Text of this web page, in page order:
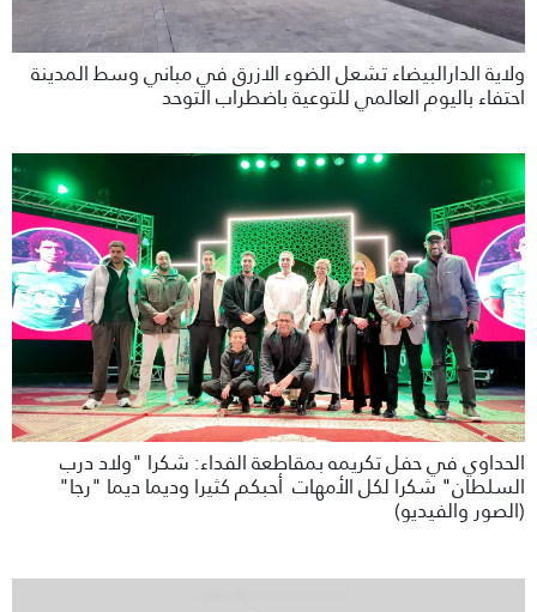
ولاية الدارالبيضاء تشعل الضوء الازرق في مباني وسط المدينة
احتفاء باليوم العالمي للتوعية باضطراب التوحد
الحداوي في حفل تكريمه بمقاطعة الفداء: شكرا "ولاد درب
السلطان" شكرا لكل الأمهات أحبكم كثيرا وديما ديما "رجا"
(الصور والفيديو)